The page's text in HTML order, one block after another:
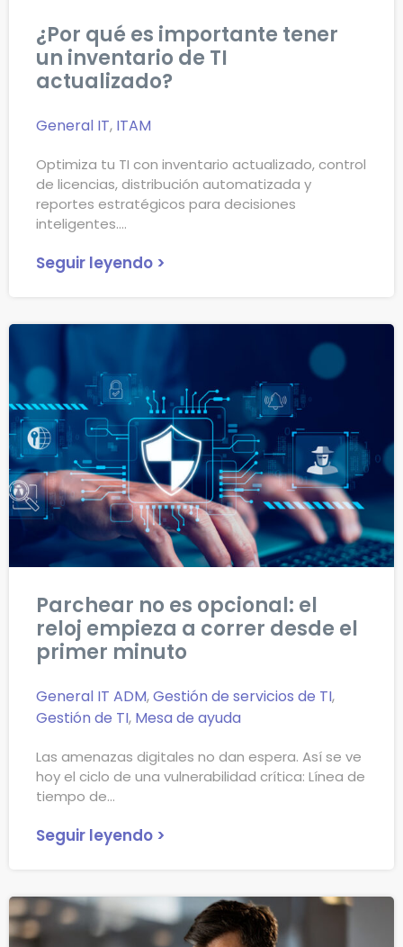
¿Por qué es importante tener
un inventario de TI
actualizado?
General IT, ITAM
Optimiza tu TI con inventario actualizado, control
de licencias, distribución automatizada y
reportes estratégicos para decisiones
inteligentes.
Seguir leyendo >
Parchear no es opcional: el
reloj empieza a correr desde el
primer minuto
General IT ADM,Gestión de servicios de TI,
Gestión de TI, Mesa de ayuda
Las amenazas digitales no dan espera. Así se ve
hoy el ciclo de una vulnerabilidad crítica: Línea de
tiempo de
Seguir leyendo >